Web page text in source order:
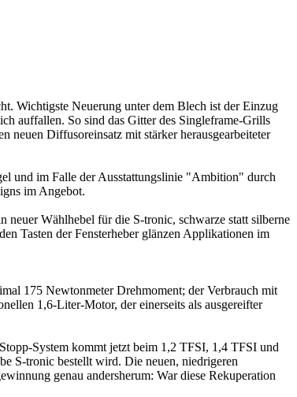
Wichtigste Neuerung unter dem Blech ist der Einzug
auffallen. So sind das Gitter des Singleframe-Grills
neuen Diffusoreinsatz mit stärker herausgearbeiteter
und im Falle der Ausstattungslinie "Ambition" durch
im Angebot.
Wählhebel für die S-tronic, schwarze statt silberne
Tasten der Fensterheber glänzen Applikationen im
175 Newtonmeter Drehmoment; der Verbrauch mit
1,6-Liter-Motor, der einerseits als ausgereifter
System kommt jetzt beim 1,2 TFSI, 1,4 TFSI und
S-tronic bestellt wird. Die neuen, niedrigeren
genau andersherum: War diese Rekuperation